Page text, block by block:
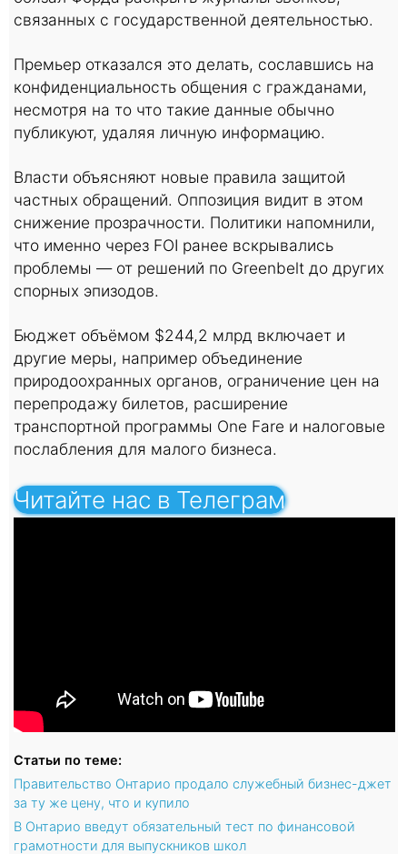
связанных с государственной деятельностью.
Премьер отказался это делать, сославшись на
конфиденциальность общения с гражданами,
несмотря на то что такие данные обычно
публикуют, удаляя личную информацию.
Власти объясняют новые правила защитой
частных обращений. Оппозиция видит в этом
снижение прозрачности. Политики напомнили,
что именно через FOI ранее вскрывались
проблемы — от решений по Greenbelt до других
спорных эпизодов.
Бюджет объёмом $244,2 млрд включает и
другие меры, например объединение
природоохранных органов, ограничение цен на
перепродажу билетов, расширение
транспортной программы One Fare и налоговые
послабления для малого бизнеса.
Читайте нас в Телеграм
Статьи по теме:
Правительство Онтарио продало служебный бизнес-джет
за ту же цену, что и купило
В Онтарио введут обязательный тест по финансовой
грамотности для выпускников школ